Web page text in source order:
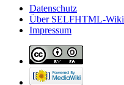
Datenschutz
Über SELFHTML-Wiki
Impressum